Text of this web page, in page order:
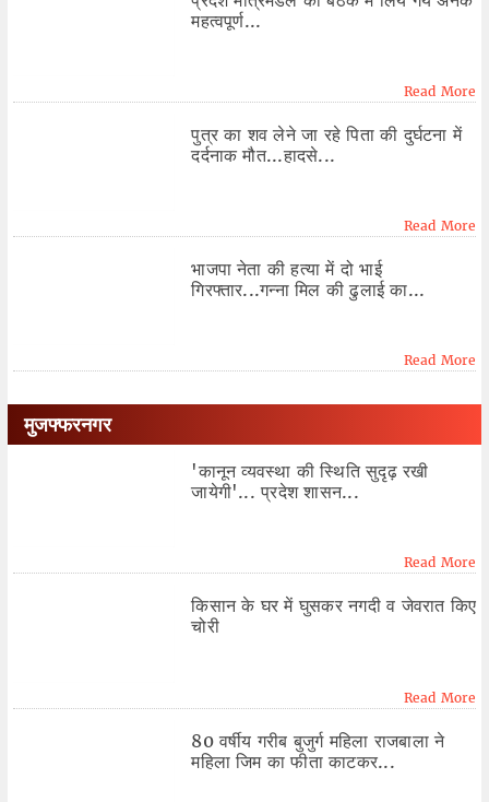
महत्वपूर्ण...
Read More
पुत्र का शव लेने जा रहे पिता की दुर्घटना में
दर्दनाक मौत...हादसे...
Read More
भाजपा नेता की हत्या में दो भाई
गिरफ्तार...गन्ना मिल की ढुलाई का...
Read More
मुजफ्फरनगर
'कानून व्यवस्था की स्थिति सुदृढ़ रखी
जायेगी'... प्रदेश शासन...
Read More
किसान के घर में घुसकर नगदी व जेवरात किए
चोरी
Read More
80 वर्षीय गरीब बुजुर्ग महिला राजबाला ने
महिला जिम का फीता काटकर...